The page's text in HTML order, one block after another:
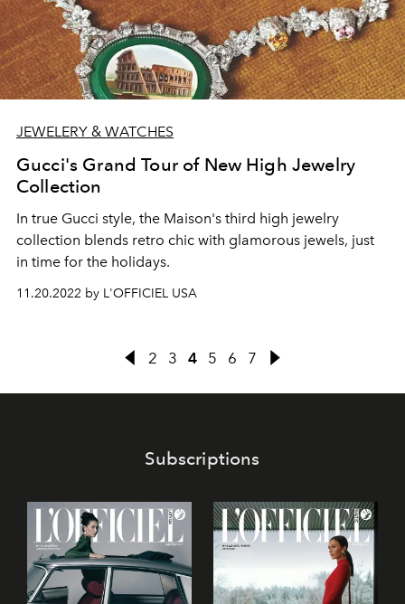
JEWELERY & WATCHES
Gucci's Grand Tour of New High Jewelry
Collection
In true Gucci style, the Maison's third high jewelry
collection blends retro chic with glamorous jewels, just
in time for the holidays.
11.20.2022 by L'OFFICIEL USA
2 3 4 5 6 7
Subscriptions